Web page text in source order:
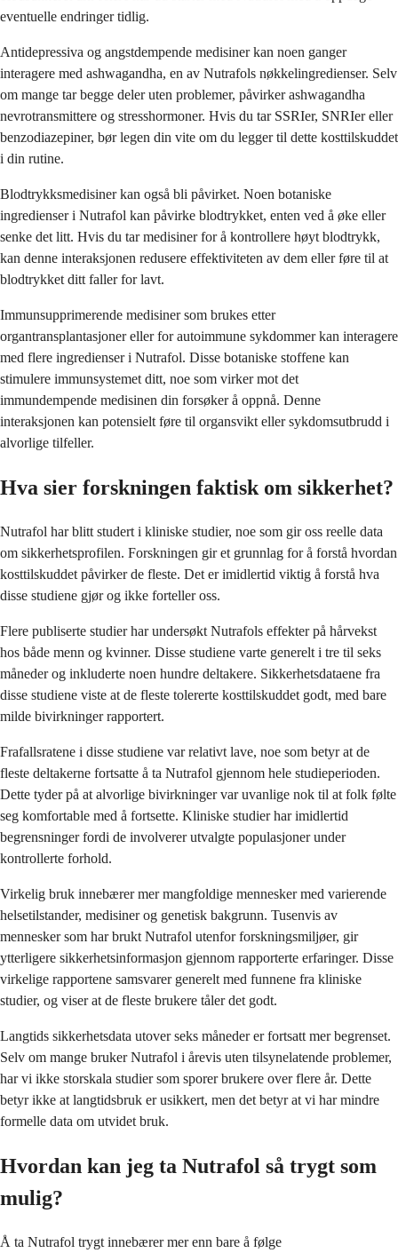
eventuelle endringer tidlig.
Antidepressiva og angstdempende medisiner kan noen ganger
interagere med ashwagandha, en av Nutrafols nøkkelingredienser. Selv
om mange tar begge deler uten problemer, påvirker ashwagandha
nevrotransmittere og stresshormoner. Hvis du tar SSRIer, SNRIer eller
benzodiazepiner, bør legen din vite om du legger til dette kosttilskuddet
i din rutine.
Blodtrykksmedisiner kan også bli påvirket. Noen botaniske
ingredienser i Nutrafol kan påvirke blodtrykket, enten ved å øke eller
senke det litt. Hvis du tar medisiner for å kontrollere høyt blodtrykk,
kan denne interaksjonen redusere effektiviteten av dem eller føre til at
blodtrykket ditt faller for lavt.
Immunsupprimerende medisiner som brukes etter
organtransplantasjoner eller for autoimmune sykdommer kan interagere
med flere ingredienser i Nutrafol. Disse botaniske stoffene kan
stimulere immunsystemet ditt, noe som virker mot det
immundempende medisinen din forsøker å oppnå. Denne
interaksjonen kan potensielt føre til organsvikt eller sykdomsutbrudd i
alvorlige tilfeller.
Hva sier forskningen faktisk om sikkerhet?
Nutrafol har blitt studert i kliniske studier, noe som gir oss reelle data
om sikkerhetsprofilen. Forskningen gir et grunnlag for å forstå hvordan
kosttilskuddet påvirker de fleste. Det er imidlertid viktig å forstå hva
disse studiene gjør og ikke forteller oss.
Flere publiserte studier har undersøkt Nutrafols effekter på hårvekst
hos både menn og kvinner. Disse studiene varte generelt i tre til seks
måneder og inkluderte noen hundre deltakere. Sikkerhetsdataene fra
disse studiene viste at de fleste tolererte kosttilskuddet godt, med bare
milde bivirkninger rapportert.
Frafallsratene i disse studiene var relativt lave, noe som betyr at de
fleste deltakerne fortsatte å ta Nutrafol gjennom hele studieperioden.
Dette tyder på at alvorlige bivirkninger var uvanlige nok til at folk følte
seg komfortable med å fortsette. Kliniske studier har imidlertid
begrensninger fordi de involverer utvalgte populasjoner under
kontrollerte forhold.
Virkelig bruk innebærer mer mangfoldige mennesker med varierende
helsetilstander, medisiner og genetisk bakgrunn. Tusenvis av
mennesker som har brukt Nutrafol utenfor forskningsmiljøer, gir
ytterligere sikkerhetsinformasjon gjennom rapporterte erfaringer. Disse
virkelige rapportene samsvarer generelt med funnene fra kliniske
studier, og viser at de fleste brukere tåler det godt.
Langtids sikkerhetsdata utover seks måneder er fortsatt mer begrenset.
Selv om mange bruker Nutrafol i årevis uten tilsynelatende problemer,
har vi ikke storskala studier som sporer brukere over flere år. Dette
betyr ikke at langtidsbruk er usikkert, men det betyr at vi har mindre
formelle data om utvidet bruk.
Hvordan kan jeg ta Nutrafol så trygt som
mulig?
Å ta Nutrafol trygt innebærer mer enn bare å følge